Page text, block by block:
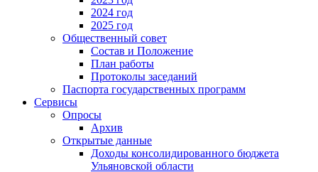
2024 год
2025 год
Общественный совет
Состав и Положение
План работы
Протоколы заседаний
Паспорта государственных программ
Сервисы
Опросы
Архив
Открытые данные
Доходы консолидированного бюджета
Ульяновской области